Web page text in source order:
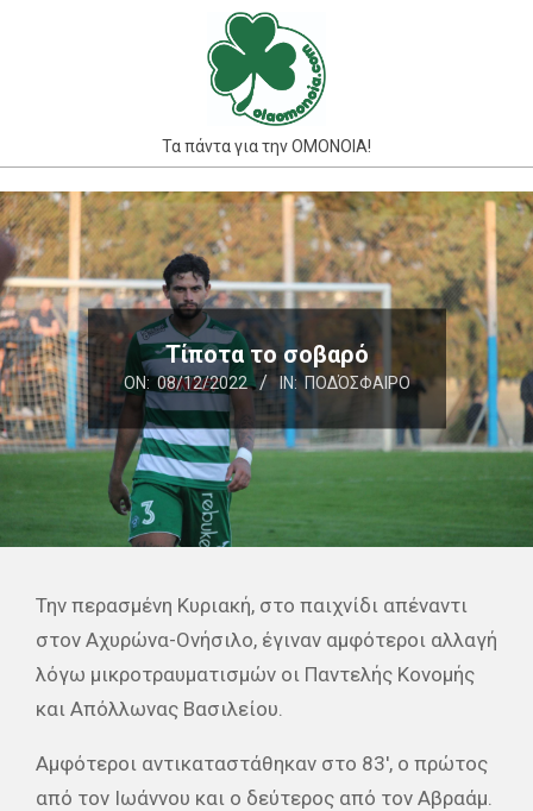
Τα πάντα για την ΟΜΟΝΟΙΑ!
Primary
Navigation
Menu
Τίποτα το σοβαρό
ON: 08/12/2022 IN: ΠΟΔΌΣΦΑΙΡΟ
Την περασμένη Κυριακή, στο παιχνίδι απέναντι
στον Αχυρώνα-Ονήσιλο, έγιναν αμφότεροι αλλαγή
λόγω μικροτραυματισμών οι Παντελής Κονομής
και Απόλλωνας Βασιλείου.
Αμφότεροι αντικαταστάθηκαν στο 83′, ο πρώτος
από τον Ιωάννου και ο δεύτερος από τον Αβραάμ.